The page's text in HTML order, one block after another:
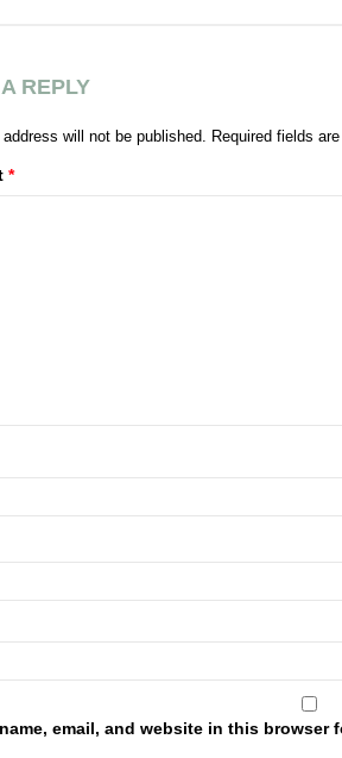
REPLY
will not be published. Required fields
*
email, and website in this browser